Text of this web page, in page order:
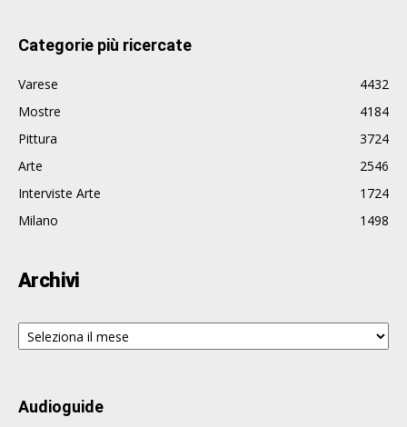
Categorie più ricercate
Varese
4432
Mostre
4184
Pittura
3724
Arte
2546
Interviste Arte
1724
Milano
1498
Archivi
Archivi
Audioguide